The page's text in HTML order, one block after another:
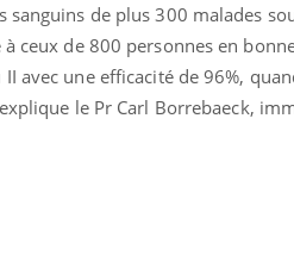
de plus 300 malades
ceux de 800 personnes en
avec une efficacité de 96%,
le Pr Carl Borrebaeck,
protègent-ils aussi les os
?
Cytomégalovirus : ce qui
change dans la prise en